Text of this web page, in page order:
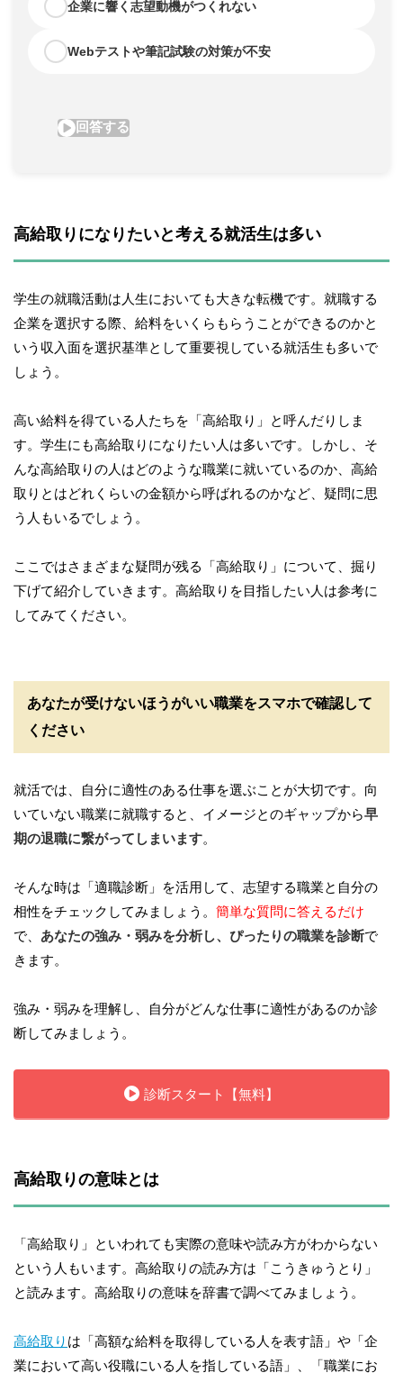
高給取りになりたいと考える就活生は多い
学生の就職活動は人生においても大きな転機です。就職する
企業を選択する際、給料をいくらもらうことができるのかと
いう収入面を選択基準として重要視している就活生も多いで
しょう。
高い給料を得ている人たちを「高給取り」と呼んだりしま
す。学生にも高給取りになりたい人は多いです。しかし、そ
んな高給取りの人はどのような職業に就いているのか、高給
取りとはどれくらいの金額から呼ばれるのかなど、疑問に思
う人もいるでしょう。
ここではさまざまな疑問が残る「高給取り」について、掘り
下げて紹介していきます。高給取りを目指したい人は参考に
してみてください。
あなたが受けないほうがいい職業をスマホで確認して
ください
就活では、自分に適性のある仕事を選ぶことが大切です。向
いていない職業に就職すると、イメージとのギャップから早
期の退職に繋がってしまいます。
そんな時は「適職診断」を活用して、志望する職業と自分の
相性をチェックしてみましょう。 簡単な質問に答えるだけ
で、 あなたの強み・弱みを分析し、ぴったりの職業を診断で
きます。
強み・弱みを理解し、自分がどんな仕事に適性があるのか診
断してみましょう。
診断スタート【無料】
高給取りの意味とは
「高給取り」といわれても実際の意味や読み方がわからない
という人もいます。高給取りの読み方は「こうきゅうとり」
と読みます。高給取りの意味を辞書で調べてみましょう。
高給取り は「高額な給料を取得している人を表す語」や「企
業において高い役職にいる人を指している語」、「職業にお